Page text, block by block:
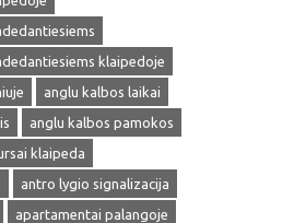
klaipedoje
anglu kalbos laikai
anglu kalbos pamokos
klaipeda
antro lygio signalizacija
apartamentai palangoje